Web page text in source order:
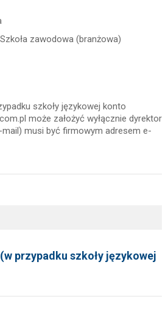
zawodowa (branżowa)
szkoły językowej konto
może założyć wyłącznie dyrektor
mail) musi być firmowym adresem e-
przypadku szkoły językowej